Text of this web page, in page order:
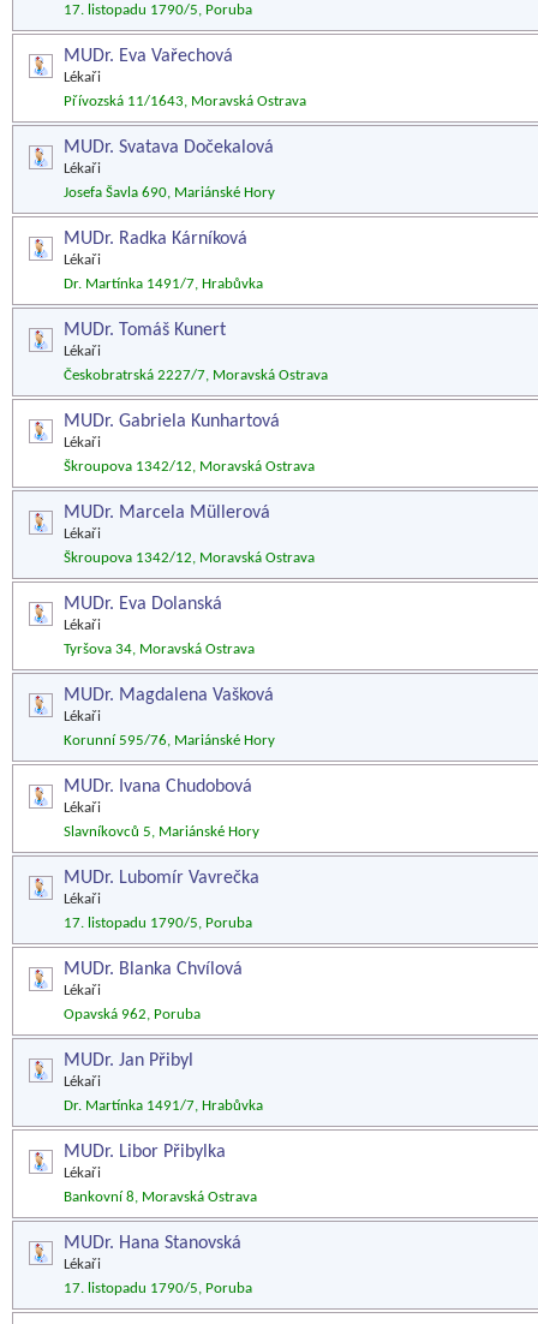
17. listopadu 1790/5, Poruba
MUDr. Eva Vařechová
Lékaři
Přívozská 11/1643, Moravská Ostrava
MUDr. Svatava Dočekalová
Lékaři
Josefa Šavla 690, Mariánské Hory
MUDr. Radka Kárníková
Lékaři
Dr. Martínka 1491/7, Hrabůvka
MUDr. Tomáš Kunert
Lékaři
Českobratrská 2227/7, Moravská Ostrava
MUDr. Gabriela Kunhartová
Lékaři
Škroupova 1342/12, Moravská Ostrava
MUDr. Marcela Müllerová
Lékaři
Škroupova 1342/12, Moravská Ostrava
MUDr. Eva Dolanská
Lékaři
Tyršova 34, Moravská Ostrava
MUDr. Magdalena Vašková
Lékaři
Korunní 595/76, Mariánské Hory
MUDr. Ivana Chudobová
Lékaři
Slavníkovců 5, Mariánské Hory
MUDr. Lubomír Vavrečka
Lékaři
17. listopadu 1790/5, Poruba
MUDr. Blanka Chvílová
Lékaři
Opavská 962, Poruba
MUDr. Jan Přibyl
Lékaři
Dr. Martínka 1491/7, Hrabůvka
MUDr. Libor Přibylka
Lékaři
Bankovní 8, Moravská Ostrava
MUDr. Hana Stanovská
Lékaři
17. listopadu 1790/5, Poruba